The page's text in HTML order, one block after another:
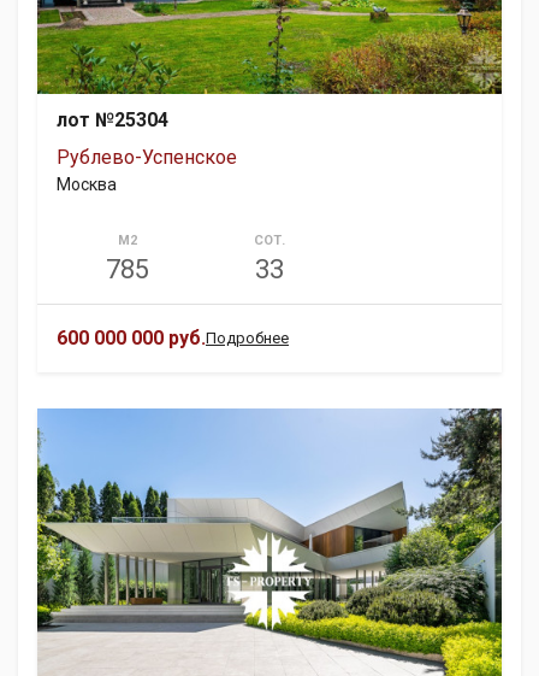
лот №25304
Рублево-Успенское
Москва
М2
785
СОТ.
33
600 000 000 руб.Подробнее